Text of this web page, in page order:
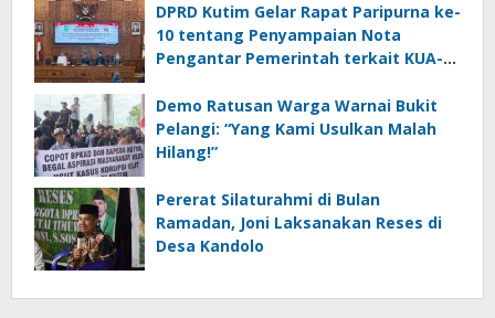
DPRD Kutim Gelar Rapat Paripurna ke-
10 tentang Penyampaian Nota
Pengantar Pemerintah terkait KUA-
Demo Ratusan Warga Warnai Bukit
Pelangi: “Yang Kami Usulkan Malah
Hilang!”
Pererat Silaturahmi di Bulan
Ramadan, Joni Laksanakan Reses di
Desa Kandolo